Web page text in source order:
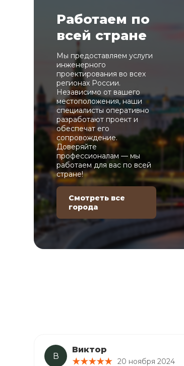
Работаем по
всей стране
Мы предоставляем услуги
инженерного
проектирования во всех
регионах России.
Независимо от вашего
местоположения, наши
специалисты оперативно
разработают проект и
обеспечат его
сопровождение.
Доверяйте
профессионалам — мы
работаем для вас по всей
стране!
Смотреть все
города
В
Виктор
20 ноября 2024